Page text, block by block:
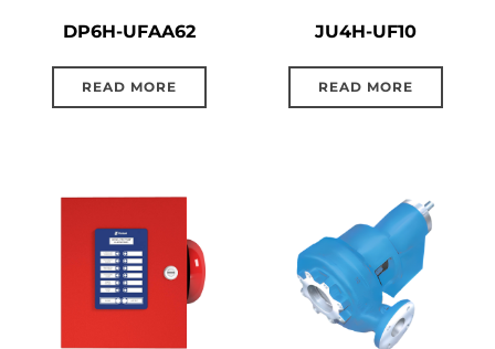
DP6H-UFAA62
READ MORE
JU4H-UF10
READ MORE